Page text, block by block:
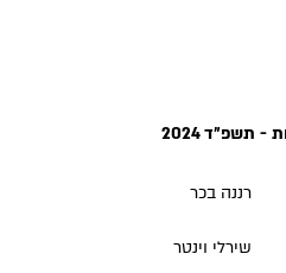
- תשפ״ד 2024
רננה בכר
שירלי וינטר